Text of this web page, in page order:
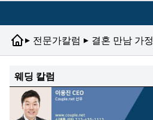
▸ 전문가칼럼 ▸ 결혼 만남 가정
웨딩 칼럼